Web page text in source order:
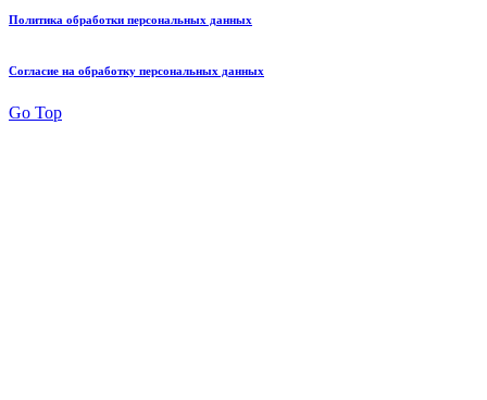
Политика обработки персональных данных
Согласие на обработку персональных данных
Go Top